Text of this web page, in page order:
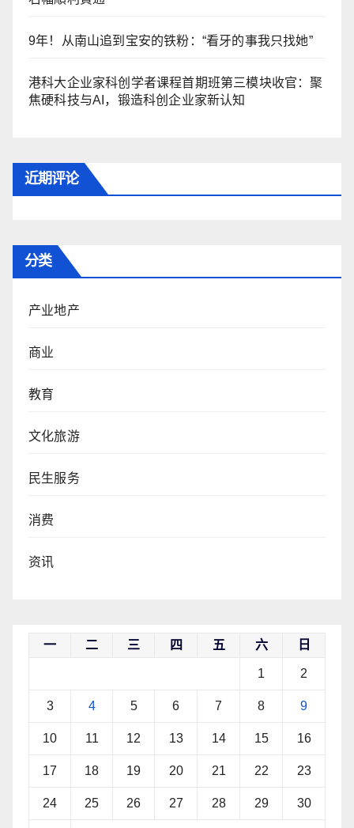
9年！从南山追到宝安的铁粉：“看牙的事我只找她”
港科大企业家科创学者课程首期班第三模块收官：聚
焦硬科技与AI，锻造科创企业家新认知
近期评论
分类
产业地产
商业
教育
文化旅游
民生服务
消费
资讯
一 二 三 四 五 六 日
1 2
3 4 5 6 7 8 9
10 11 12 13 14 15 16
17 18 19 20 21 22 23
24 25 26 27 28 29 30